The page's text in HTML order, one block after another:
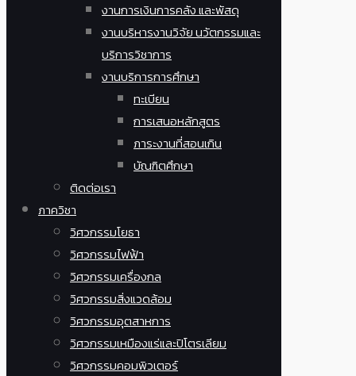
งานการเงินการคลัง และพัสดุ
งานบริหารงานวิจัย นวัตกรรมและ
บริการวิชาการ
งานบริการการศึกษา
ทะเบียน
การเสนอหลักสูตร
ภาระงานที่สอนเกิน
บัณฑิตศึกษา
ติดต่อเรา
ภาควิชา
วิศวกรรมโยธา
วิศวกรรมไฟฟ้า
วิศวกรรมเครื่องกล
วิศวกรรมสิ่งแวดล้อม
วิศวกรรมอุตสาหการ
วิศวกรรมเหมืองแร่และปิโตรเลียม
วิศวกรรมคอมพิวเตอร์